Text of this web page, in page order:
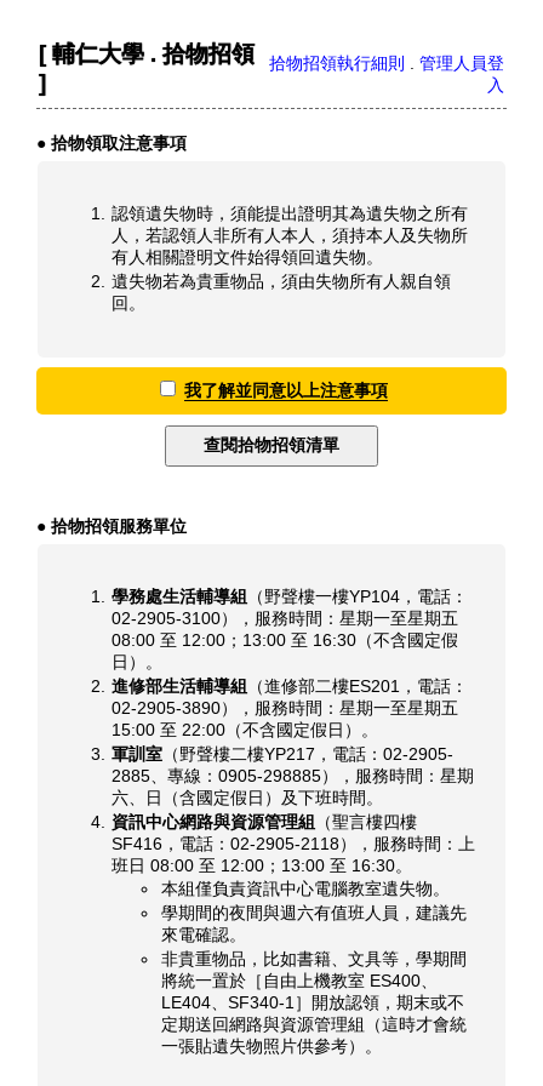
[ 輔仁大學 . 拾物招領
]
拾物招領執行細則
管理人員登
入
● 拾物領取注意事項
認領遺失物時，須能提出證明其為遺失物之所有
人，若認領人非所有人本人，須持本人及失物所
有人相關證明文件始得領回遺失物。
遺失物若為貴重物品，須由失物所有人親自領
回。
我了解並同意以上注意事項
● 拾物招領服務單位
學務處生活輔導組
（野聲樓一樓YP104，電話：
02-2905-3100），服務時間：星期一至星期五
08:00 至 12:00；13:00 至 16:30（不含國定假
日）。
進修部生活輔導組
（進修部二樓ES201，電話：
02-2905-3890），服務時間：星期一至星期五
15:00 至 22:00（不含國定假日）。
軍訓室 （野聲樓二樓YP217，電話：02-2905-
2885、專線：0905-298885），服務時間：星期
六、日（含國定假日）及下班時間。
資訊中心網路與資源管理組
（聖言樓四樓
SF416，電話：02-2905-2118），服務時間：上
班日 08:00 至 12:00；13:00 至 16:30。
本組僅負責資訊中心電腦教室遺失物。
學期間的夜間與週六有值班人員，建議先
來電確認。
非貴重物品，比如書籍、文具等，學期間
將統一置於［自由上機教室 ES400、
LE404、SF340-1］開放認領，期末或不
定期送回網路與資源管理組（這時才會統
一張貼遺失物照片供參考）。